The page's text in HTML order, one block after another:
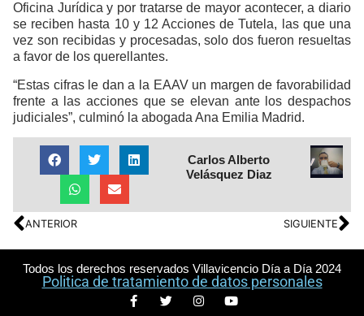
Oficina Jurídica y por tratarse de mayor acontecer, a diario
se reciben hasta 10 y 12 Acciones de Tutela, las que una
vez son recibidas y procesadas, solo dos fueron resueltas
a favor de los querellantes.
“Estas cifras le dan a la EAAV un margen de favorabilidad
frente a las acciones que se elevan ante los despachos
judiciales”, culminó la abogada Ana Emilia Madrid.
Carlos Alberto
Velásquez Diaz
ANTERIOR SIGUIENTE
Todos los derechos reservados Villavicencio Día a Día 2024
Politica de tratamiento de datos personales